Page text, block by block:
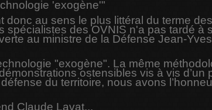
'exogène'"
au sens le plus littéral du terme
spécialistes des OVNIS n'a pas tardé à
au ministre de la Défense Jean-
"exogène". La même
ostensibles vis à vis d’un
du territoire, nous avons
Claude Lavat...